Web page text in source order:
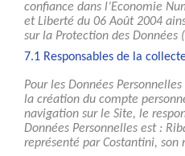
confiance dans l’Economie
et Liberté du 06 Août 2004
sur la Protection des Données
7.1 Responsables de la
Pour les Données
la création du compte
navigation sur le Site, le
Données Personnelles est :
représenté par Costantini, son